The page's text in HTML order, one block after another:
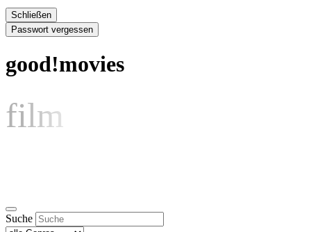
Schließen
Passwort vergessen
good!movies
film
Suche